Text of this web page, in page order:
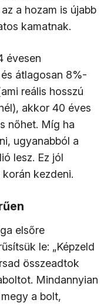
a hozam is újabb
kamatnak.
évesen
átlagosan 8%-
reális hosszú
akkor 40 éves
nőhet. Míg ha
ugyanabból a
lesz. Ez jól
kezdeni.
elsőre
le: „Képzeld
összeadtok
Mindannyian
a bolt,